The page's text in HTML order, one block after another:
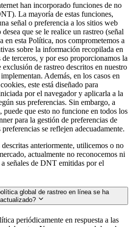
han incorporado funciones de no
La mayoría de estas funciones,
señal o preferencia a los sitios web
que se le realice un rastreo (señal
esta Política, nos comprometemos a
sobre la información recopilada en
terceros, y por eso proporcionamos la
de rastreo descritos en nuestro
Además, en los casos en
este está diseñado para
por el navegador y aplicarla a la
sus preferencias. Sin embargo, a
puede que esto no funcione en todos los
para la gestión de preferencias de
se reflejen adecuadamente.
anteriormente, utilicemos o no
actualmente no reconocemos ni
señales de DNT emitidas por el
global de rastreo en línea se ha
actualizado?
periódicamente en respuesta a las